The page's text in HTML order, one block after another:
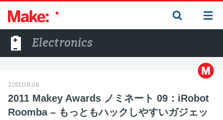
Electronics
2011.08.08
2011 Makey Awards ノミネート 09：iRobot
Roomba – もっともハックしやすいガジェッ